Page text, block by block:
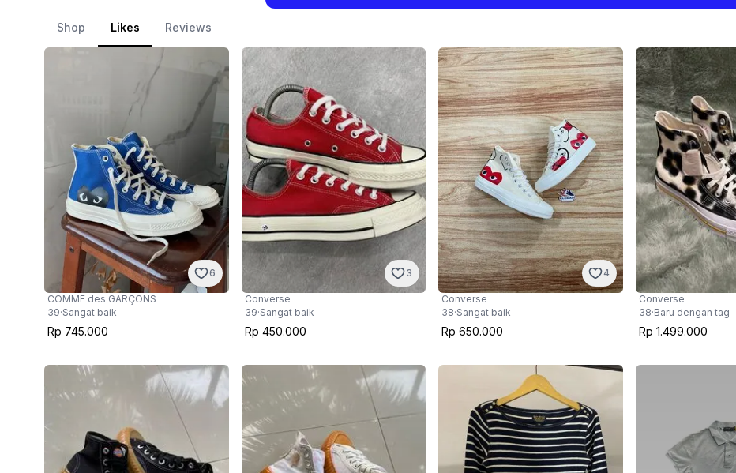
Shop Likes Reviews
6
COMME des GARÇONS
39·Sangat baik
Rp 745.000
3
Converse
39·Sangat baik
Rp 450.000
4
Converse
38·Sangat baik
Rp 650.000
Converse
38·Baru dengan tag
Rp 1.499.000